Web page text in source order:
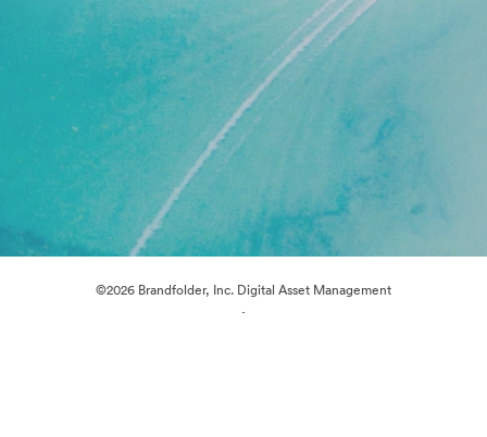
©2026 Brandfolder, Inc. Digital Asset Management
·